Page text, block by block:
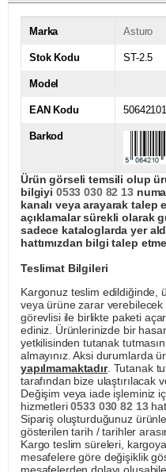
Marka Asturo
Stok Kodu ST-2.5
Model
EAN Kodu
Barkod
Ürün görseli temsili olup
bilgiyi 0533 030 82 13
kanalı veya arayarak talep
açıklamalar sürekli olarak
sadece kataloglarda yer
hattımızdan bilgi talep
Teslimat Bilgileri
Kargonuz teslim edildiğinde,
veya ürüne zarar
görevlisi ile birlikte paketi
ediniz. Ürünlerinizde bir
yetkilisinden tutanak
almayınız. Aksi durumlarda
yapılmamaktadır. Tutanak
tarafından bize ulaştırılacak
Değişim veya iade işleminiz
hizmetleri0533 030 82 13
Sipariş oluşturduğunuz
gösterilen tarih / tarihler
Kargo teslim süreleri,
mesafelere göre değişiklik
mesafelerden dolayı